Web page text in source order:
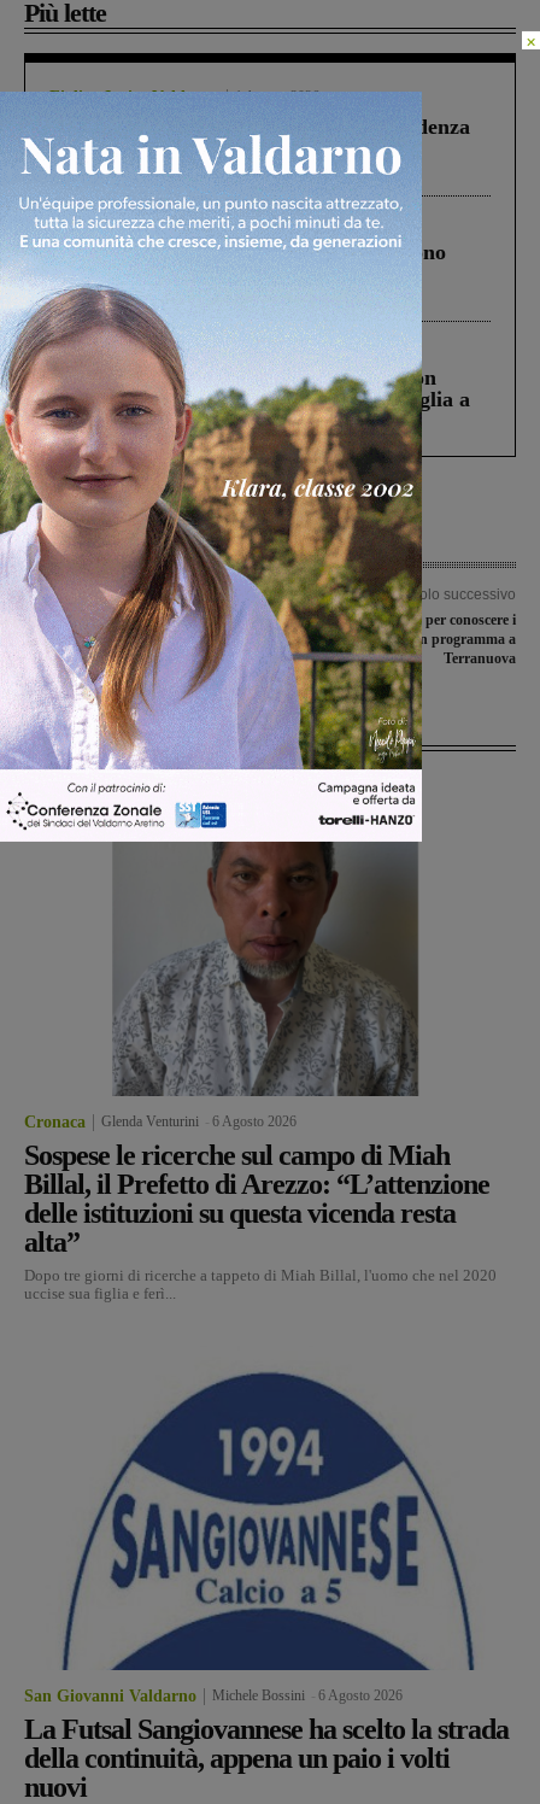
Più lette
Figline Incisa Valdarno 1 Agosto 2026
Piscina di Figline finanziata oltre la scadenza
Pnrr, il gruppo di Fratelli d’Italia: “Un
ringraziamento al Governo”
Cronaca 4 Agosto 2026
Un anno fa la strage in A1 in cui morirono
Gianni, Giulia e Franco. Lo schianto, il
processo, lo stop ai sorpassi fra tir....
Cronaca 3 Agosto 2026
Scomparso da una struttura di Castiglion
Fiorentino l’uomo che aveva ucciso la figlia a
Levane nel 2020
Articolo precedente
Scatto playoff dell’Ideal Club Incisa,
Gallianese battuta 4-0 nel recupero
Articolo successivo
Un nuovo sito internet per conoscere i
progetti e gli eventi in programma a
Terranuova
Ultime Notizie
Cronaca Glenda Venturini 6 Agosto 2026
Sospese le ricerche sul campo di Miah
Billal, il Prefetto di Arezzo: “L’attenzione
delle istituzioni su questa vicenda resta
alta”
Dopo tre giorni di ricerche a tappeto di Miah Billal, l'uomo che nel 2020
uccise sua figlia e ferì...
San Giovanni Valdarno Michele Bossini 6 Agosto 2026
La Futsal Sangiovannese ha scelto la strada
della continuità, appena un paio i volti
nuovi
×